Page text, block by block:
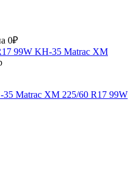
0₽
Matrac XM 225/60 R17 99W